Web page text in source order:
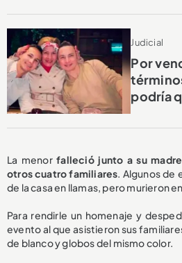
Judicial
Por
podría
La menorfalleció junto a su
otros cuatro familiares. Algunos de
de la casa en llamas, pero murieron
Para rendirle un homenaje y
evento al que asistieron sus
de blanco y globos del mismo color.